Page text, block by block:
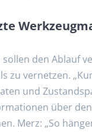
sollen den Ablauf
zu vernetzen.
und
über
Merz: „So